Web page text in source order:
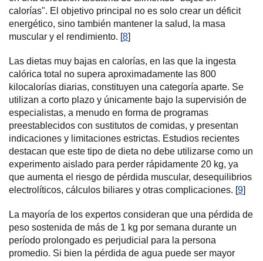
calorías". El objetivo principal no es solo crear un déficit
energético, sino también mantener la salud, la masa
muscular y el rendimiento. [8]
Las dietas muy bajas en calorías, en las que la ingesta
calórica total no supera aproximadamente las 800
kilocalorías diarias, constituyen una categoría aparte. Se
utilizan a corto plazo y únicamente bajo la supervisión de
especialistas, a menudo en forma de programas
preestablecidos con sustitutos de comidas, y presentan
indicaciones y limitaciones estrictas. Estudios recientes
destacan que este tipo de dieta no debe utilizarse como un
experimento aislado para perder rápidamente 20 kg, ya
que aumenta el riesgo de pérdida muscular, desequilibrios
electrolíticos, cálculos biliares y otras complicaciones. [9]
La mayoría de los expertos consideran que una pérdida de
peso sostenida de más de 1 kg por semana durante un
período prolongado es perjudicial para la persona
promedio. Si bien la pérdida de agua puede ser mayor